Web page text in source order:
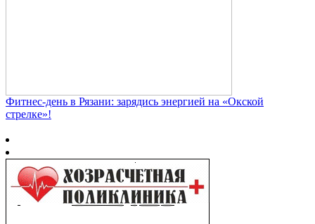
Фитнес‑день в Рязани: зарядись энергией на «Окской
стрелке»!